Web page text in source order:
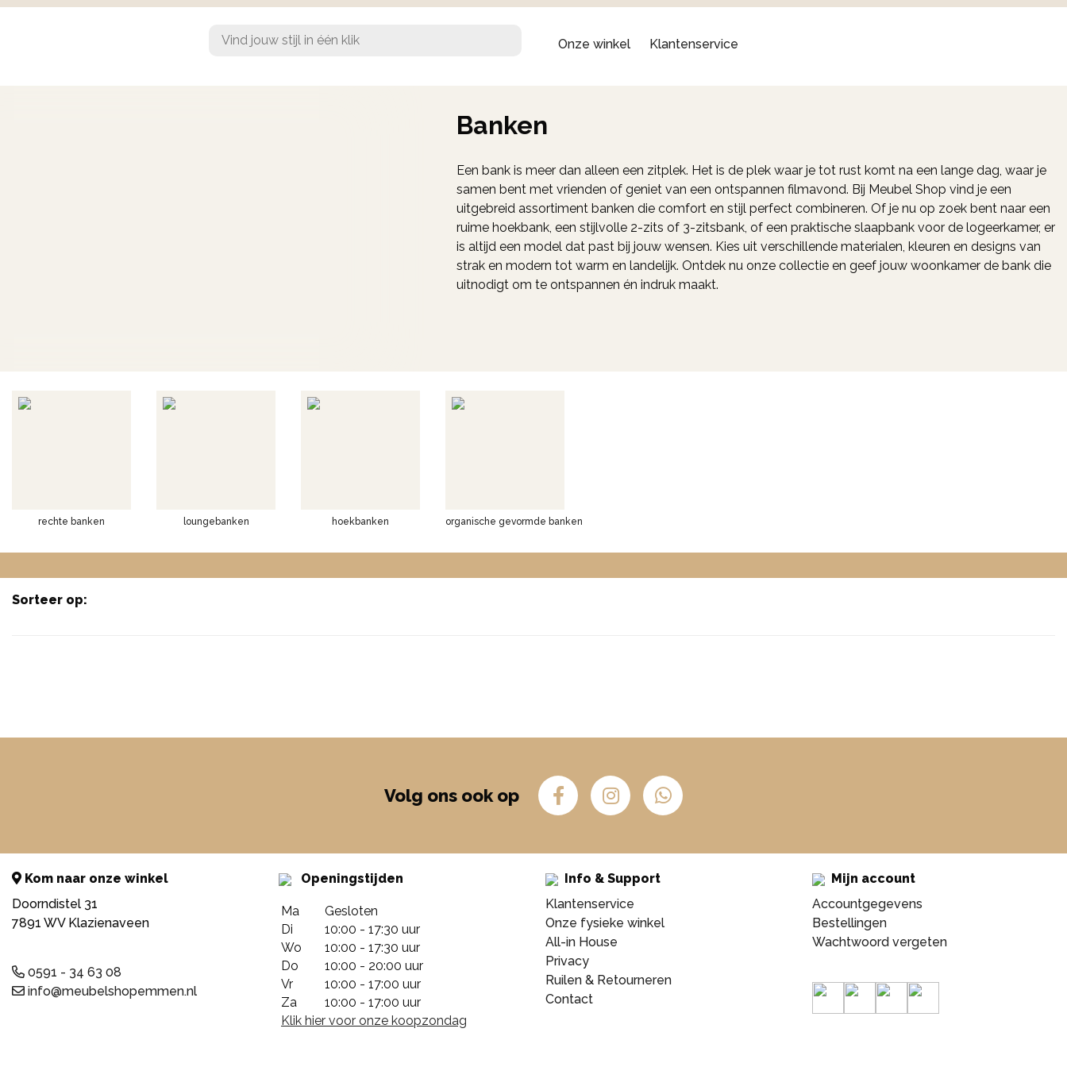
Onze winkel Klantenservice
Banken
Een bank is meer dan alleen een zitplek. Het is de plek waar je tot rust komt na een lange dag, waar je
samen bent met vrienden of geniet van een ontspannen filmavond. Bij Meubel Shop vind je een
uitgebreid assortiment banken die comfort en stijl perfect combineren. Of je nu op zoek bent naar een
ruime hoekbank, een stijlvolle 2-zits of 3-zitsbank, of een praktische slaapbank voor de logeerkamer, er
is altijd een model dat past bij jouw wensen. Kies uit verschillende materialen, kleuren en designs van
strak en modern tot warm en landelijk. Ontdek nu onze collectie en geef jouw woonkamer de bank die
uitnodigt om te ontspannen én indruk maakt.
rechte banken loungebanken hoekbanken organische gevormde banken
Sorteer op:
Volg ons ook op
Kom naar onze winkel
Doorndistel 31
7891 WV Klazienaveen
0591 - 34 63 08
info@meubelshopemmen.nl
Openingstijden
Ma
Gesloten
Di
10:00 - 17:30 uur
Wo
10:00 - 17:30 uur
Do
10:00 - 20:00 uur
Vr
10:00 - 17:00 uur
Za
10:00 - 17:00 uur
Klik hier voor onze koopzondag
Info & Support
Klantenservice
Onze fysieke winkel
All-in House
Privacy
Ruilen & Retourneren
Contact
Mijn account
Accountgegevens
Bestellingen
Wachtwoord vergeten